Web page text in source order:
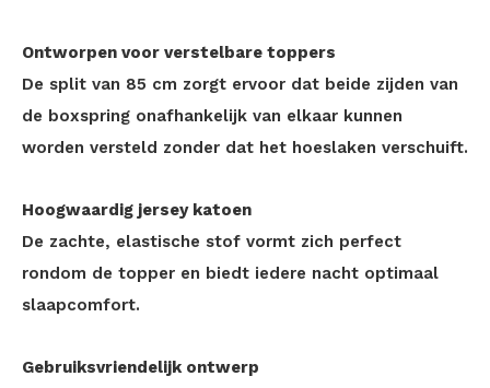
Ontworpen voor verstelbare toppers
De split van 85 cm zorgt ervoor dat beide zijden van
de boxspring onafhankelijk van elkaar kunnen
worden versteld zonder dat het hoeslaken verschuift.
Hoogwaardig jersey katoen
De zachte, elastische stof vormt zich perfect
rondom de topper en biedt iedere nacht optimaal
slaapcomfort.
Gebruiksvriendelijk ontwerp